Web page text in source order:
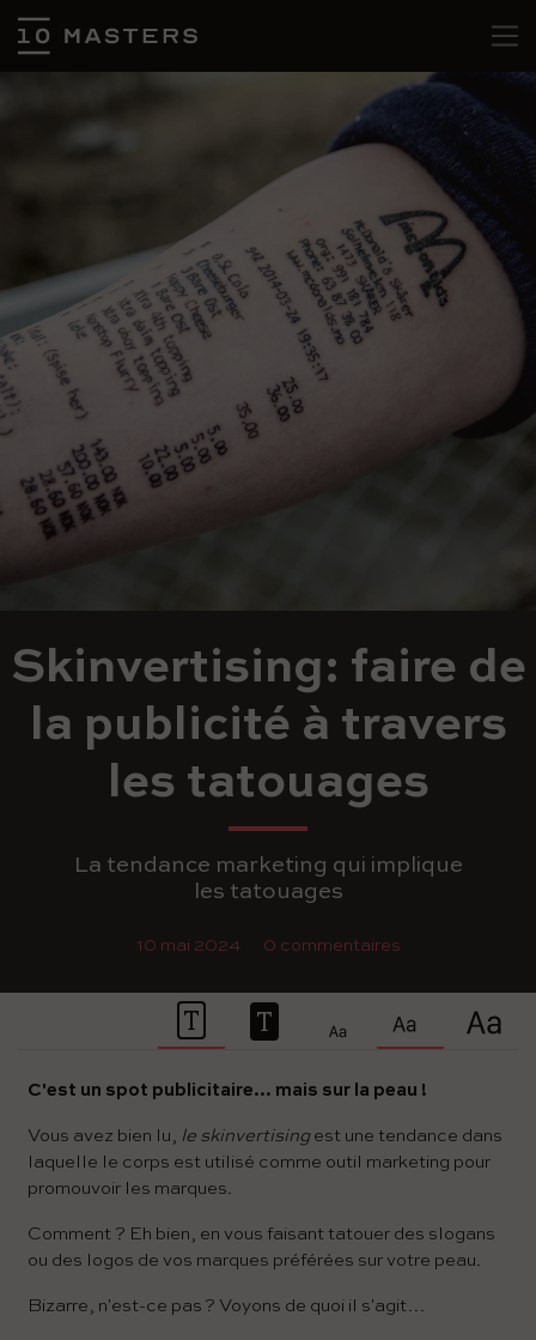
Skinvertising: faire de
la publicité à travers
les tatouages
La tendance marketing qui implique
les tatouages
10 mai 2024 0 commentaires
C'est un spot publicitaire… mais sur la peau !
Vous avez bien lu, le skinvertisingest une tendance dans
laquelle le corps est utilisé comme outil marketing pour
promouvoir les marques.
Comment ? Eh bien, en vous faisant tatouer des slogans
ou des logos de vos marques préférées sur votre peau.
Bizarre, n'est-ce pas ? Voyons de quoi il s'agit…